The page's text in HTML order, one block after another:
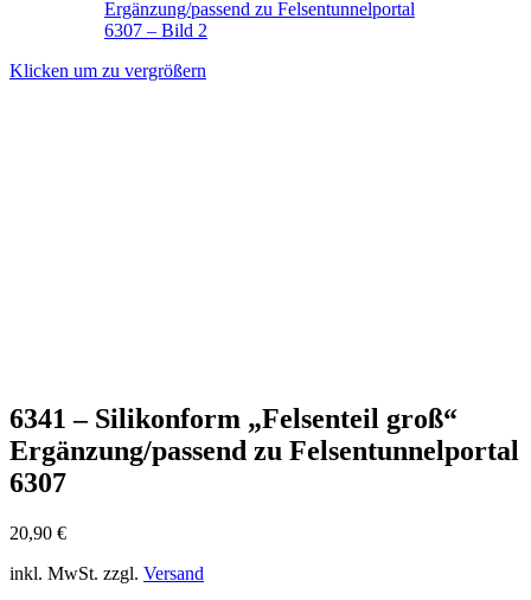
Klicken um zu vergrößern
6341 – Silikonform „Felsenteil groß“
Ergänzung/passend zu Felsentunnelportal
6307
20,90 €
inkl. MwSt. zzgl. Versand